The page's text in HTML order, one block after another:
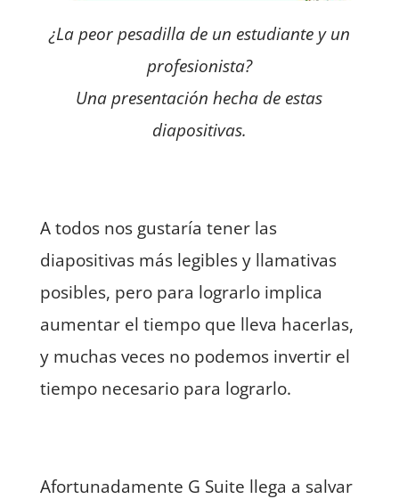
¿La peor pesadilla de un estudiante y un
profesionista?
Una presentación hecha de estas
diapositivas.
A todos nos gustaría tener las
diapositivas más legibles y llamativas
posibles, pero para lograrlo implica
aumentar el tiempo que lleva hacerlas,
y muchas veces no podemos invertir el
tiempo necesario para lograrlo.
Afortunadamente G Suite llega a salvar